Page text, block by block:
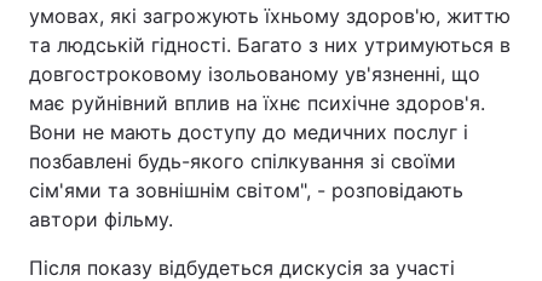
умовах, які загрожують їхньому здоров'ю, життю
та людській гідності. Багато з них утримуються в
довгостроковому ізольованому ув'язненні, що
має руйнівний вплив на їхнє психічне здоров'я.
Вони не мають доступу до медичних послуг і
позбавлені будь-якого спілкування зі своїми
сім'ями та зовнішнім світом", - розповідають
автори фільму.
Після показу відбудеться дискусія за участі